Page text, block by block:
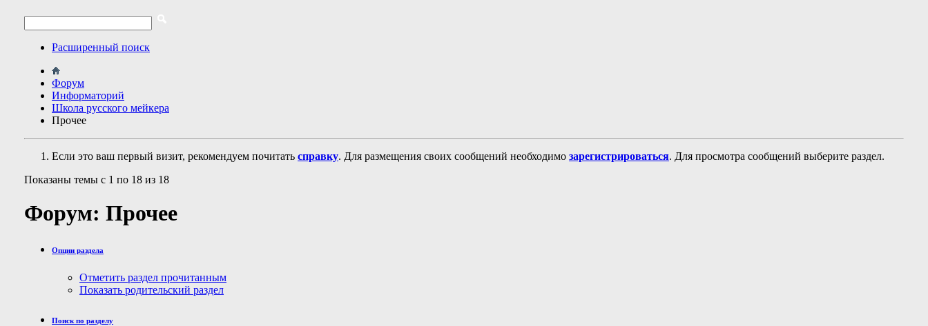
Расширенный поиск
Форум
Информаторий
Школа русского мейкера
Прочее
Если это ваш первый визит, рекомендуем почитать справку. Для размещения своих сообщений необходимо зарегистрироваться. Для просмотра сообщений выберите раздел.
Показаны темы с 1 по 18 из 18
Форум: Прочее
Опции раздела
Отметить раздел прочитанным
Показать родительский раздел
Поиск по разделу